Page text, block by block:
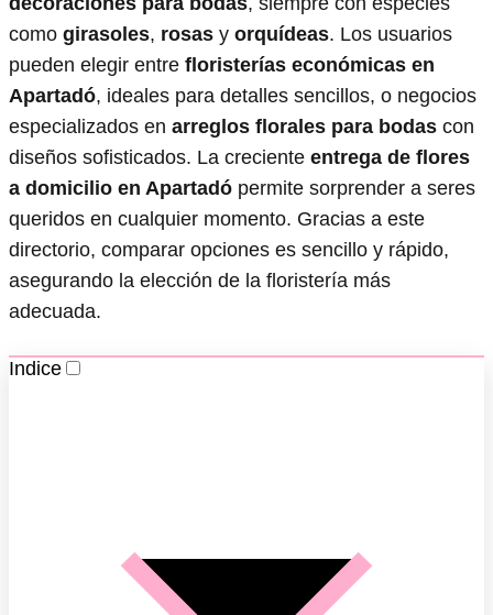
como girasoles, rosas y orquídeas. Los usuarios
pueden elegir entre floristerías económicas en
Apartadó, ideales para detalles sencillos, o negocios
especializados en arreglos florales para bodas con
diseños sofisticados. La creciente entrega de flores
a domicilio en Apartadó permite sorprender a seres
queridos en cualquier momento. Gracias a este
directorio, comparar opciones es sencillo y rápido,
asegurando la elección de la floristería más
adecuada.
Indice